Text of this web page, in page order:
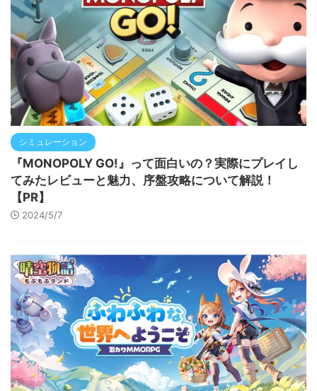
シミュレーション
『MONOPOLY GO!』って面白いの？実際にプレイし
てみたレビューと魅力、序盤攻略について解説！
【PR】
2024/5/7